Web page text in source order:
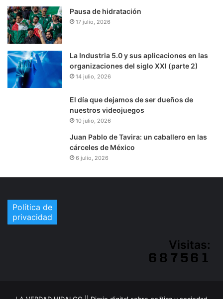
Pausa de hidratación
17 julio, 2026
La Industria 5.0 y sus aplicaciones en las
organizaciones del siglo XXI (parte 2)
14 julio, 2026
El día que dejamos de ser dueños de
nuestros videojuegos
10 julio, 2026
Juan Pablo de Tavira: un caballero en las
cárceles de México
6 julio, 2026
Política de
privacidad
Visitas: